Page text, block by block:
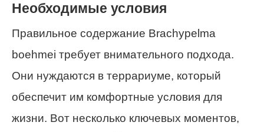
Необходимые условия
Правильное содержание Brachypelma
boehmei требует внимательного подхода.
Они нуждаются в террариуме, который
обеспечит им комфортные условия для
жизни. Вот несколько ключевых моментов,